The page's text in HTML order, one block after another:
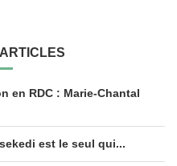
en RDC : Marie-Chantal
est le seul qui...